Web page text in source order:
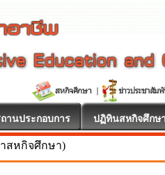
านประกอบการ ปฏิทินสหกิจศึกษ
สหกิจศึกษา)